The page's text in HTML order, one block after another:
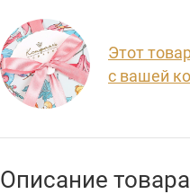
Этот
с вашей
Описание товара